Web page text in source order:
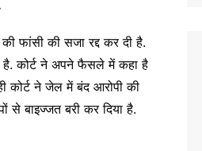
फांसी की सजा रद्द कर दी है.
है. कोर्ट ने अपने फैसले में कहा है
कोर्ट ने जेल में बंद आरोपी की
से बाइज्जत बरी कर दिया है.